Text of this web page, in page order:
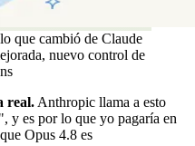
que cambió de Claude
nuevo control de
real. Anthropic llama a esto
y es por lo que yo pagaría en
Opus 4.8 es